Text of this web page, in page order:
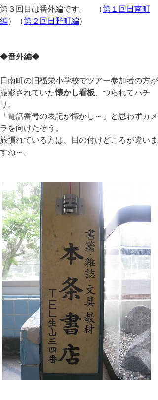
第３回目は番外編です。 （第１回日南町
編）（第２回日野町編）
◆番外編◆
日南町の旧福栄小学校でツアー参加者の方が
撮影されていた懐かし看板 、つられてパチ
リ。
「電話番号の表記が懐かし～」と思わずカメ
ラを向けたそう。
旅慣れている方は、目の付けどころが違いま
すね～。